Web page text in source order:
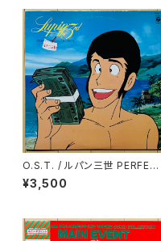
O.S.T. / ルパン三世 PERFECT
COLLECTION
¥3,500